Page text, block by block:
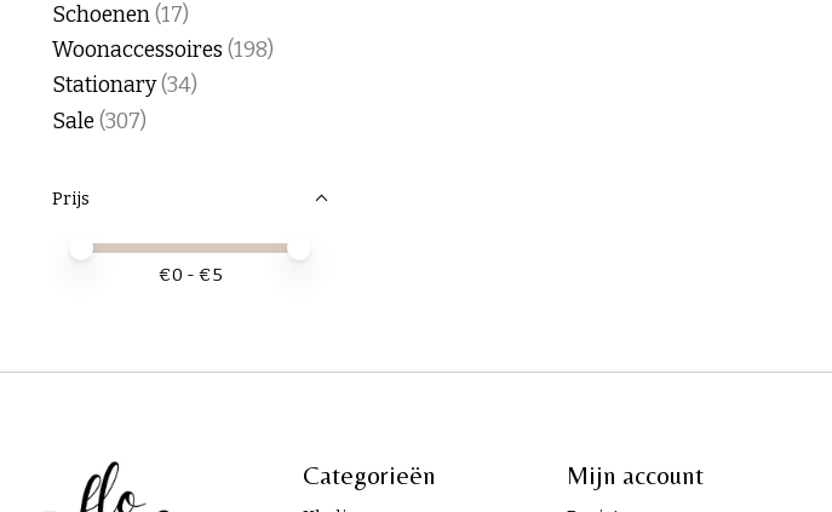
Schoenen(17)
Woonaccessoires (198)
Stationary(34)
Sale(307)
Prijs
Minimale prijswaarde
Price maximum value
€0 - €5
Categorieën Mijn account